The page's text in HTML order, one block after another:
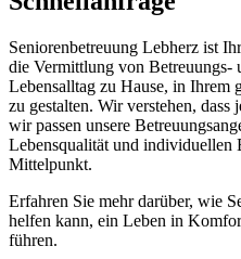
Seniorenbetreuung Lebherz ist
die Vermittlung von Betreuungs-
Lebensalltag zu Hause, in Ihrem
zu gestalten. Wir verstehen,
wir passen unsere
Lebensqualität und individuellen
Mittelpunkt.
Erfahren Sie mehr darüber, wie
helfen kann, ein Leben in
führen.